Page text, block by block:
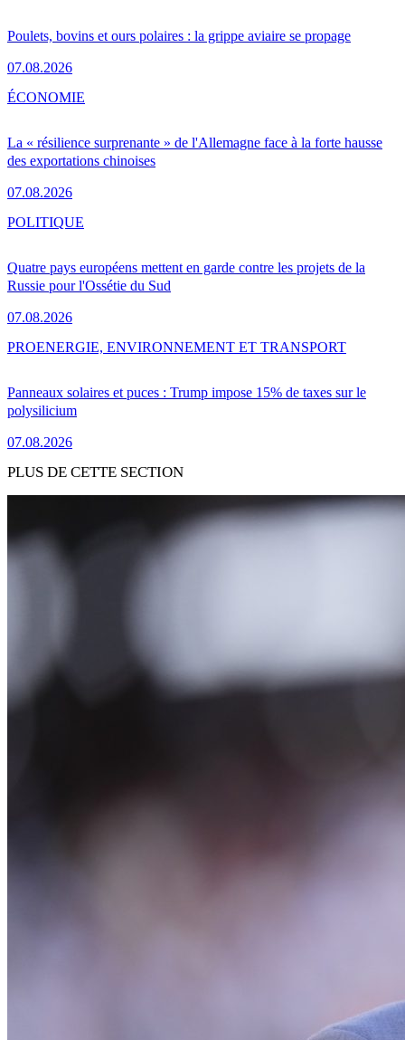
Poulets, bovins et ours polaires : la grippe aviaire se propage
07.08.2026
La « résilience surprenante » de l'Allemagne face à la forte hausse
des exportations chinoises
07.08.2026
ÉCONOMIE
Quatre pays européens mettent en garde contre les projets de la
Russie pour l'Ossétie du Sud
07.08.2026
POLITIQUE
Panneaux solaires et puces : Trump impose 15% de taxes sur le
polysilicium
07.08.2026
PROENERGIE, ENVIRONNEMENT ET TRANSPORT
PLUS DE CETTE SECTION